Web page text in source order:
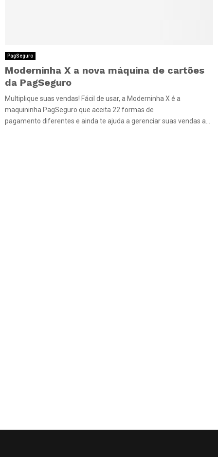
PagSeguro
Moderninha X a nova máquina de cartões
da PagSeguro
Multiplique suas vendas! Fácil de usar, a Moderninha X é a
maquininha PagSeguro que aceita 22 formas de
pagamento diferentes e ainda te ajuda a gerenciar suas vendas a...